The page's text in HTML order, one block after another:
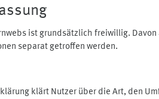
ist grundsätzlich freiwillig.
separat getroffen werden.
klärt Nutzer über die Art, den